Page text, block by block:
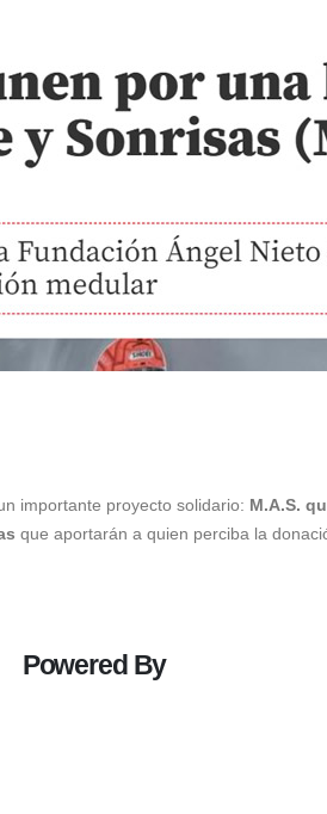
importante proyecto solidario: M.A.S.
que aportarán a quien perciba la
Powered By